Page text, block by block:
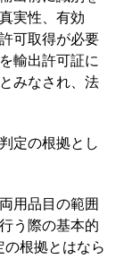
実性、有効
可取得が必要
輸出許可証に
みなされ、法
定の根拠とし
用品目の範囲
う際の基本的
根拠とはなら